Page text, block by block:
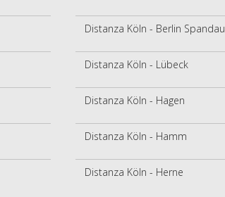
Distanza Köln - Berlin Spandau
Distanza Köln - Lübeck
Distanza Köln - Hagen
Distanza Köln - Hamm
Distanza Köln - Herne